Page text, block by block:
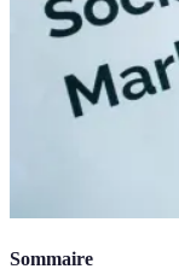
Sommaire